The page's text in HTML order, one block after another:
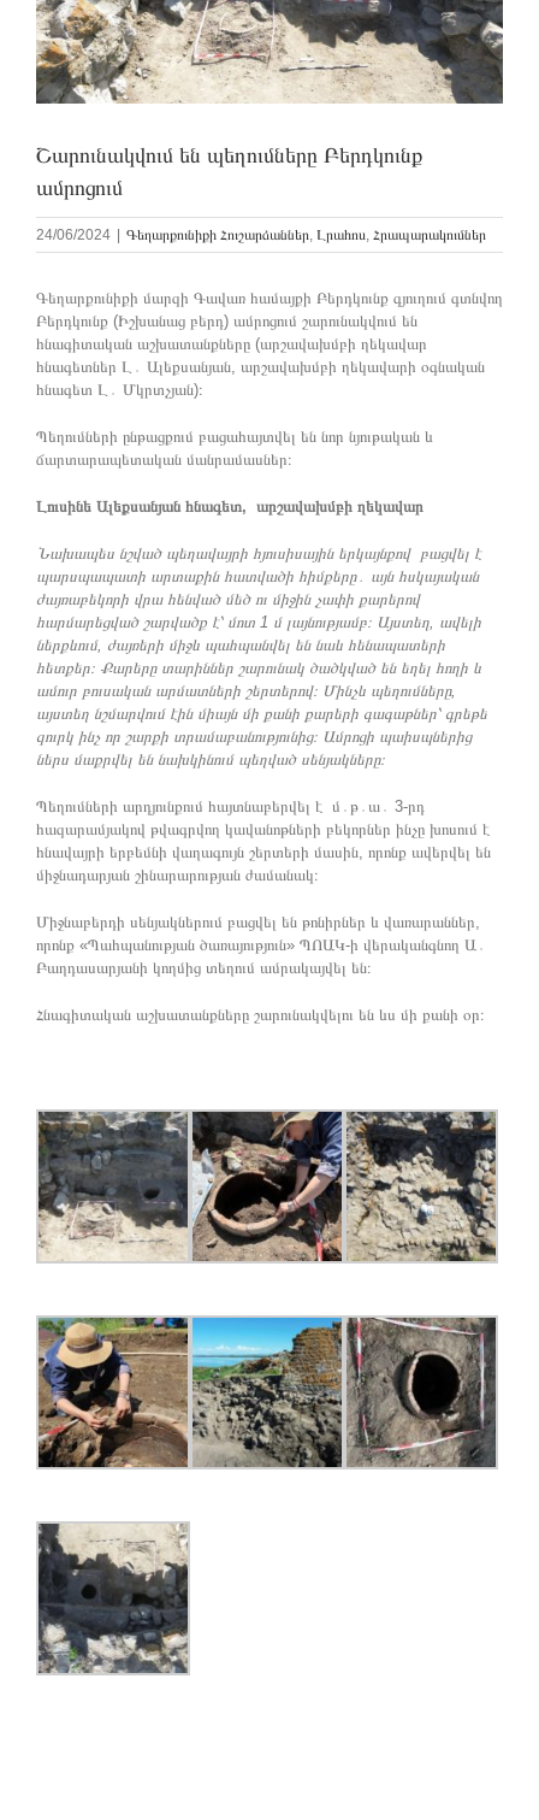
Շարունակվում են պեղումները Բերդկունք
ամրոցում
24/06/2024 Գեղարքունիքի Հուշարձաններ, Լրահոս, Հրապարակումներ
Գեղարքունիքի մարզի Գավառ համայքի Բերդկունք գյուղում գտնվող
Բերդկունք (Իշխանաց բերդ) ամրոցում շարունակվում են
հնագիտական աշխատանքները (արշավախմբի ղեկավար
հնագետներ Լ․ Ալեքսանյան, արշավախմբի ղեկավարի օգնական
հնագետ Լ․ Մկրտչյան)։
Պեղումների ընթացքում բացահայտվել են նոր նյութական և
ճարտարապետական մանրամասներ։
Լուսինե Ալեքսանյան հնագետ, արշավախմբի ղեկավար
Նախապես նշված պեղավայրի հյուսիսային երկայնքով բացվել է
պարսպապատի արտաքին հատվածի հիմքերը․ այն հսկայական
ժայռաբեկորի վրա հենված մեծ ու միջին չափի քարերով
հարմարեցված շարվածք է՝ մոտ 1 մ լայնությամբ։ Այստեղ, ավելի
ներքևում, ժայռերի միջև պահպանվել են նաև հենապատերի
հետքեր։ Քարերը տարիններ շարունակ ծածկված են եղել հողի և
ամուր բուսական արմատների շերտերով։ Մինչև պեղումները,
այստեղ նշմարվում էին միայն մի քանի քարերի գագաթներ՝ գրեթե
զուրկ ինչ որ շարքի տրամաբանությունից։ Ամրոցի պաիսպներից
ներս մաքրվել են նախկինում պեղված սենյակները։
Պեղումների արդյունքում հայտնաբերվել է մ․թ․ա․ 3-րդ
հազարամյակով թվագրվող կավանոթների բեկորներ ինչը խոսում է
հնավայրի երբեմնի վաղագույն շերտերի մասին, որոնք ավերվել են
միջնադարյան շինարարության ժամանակ։
Միջնաբերդի սենյակներում բացվել են թոնիրներ և վառարաններ,
որոնք «Պահպանության ծառայություն» ՊՈԱԿ-ի վերականգնող Ա․
Բաղդասարյանի կողմից տեղում ամրակայվել են։
Հնագիտական աշխատանքները շարունակվելու են ևս մի քանի օր։